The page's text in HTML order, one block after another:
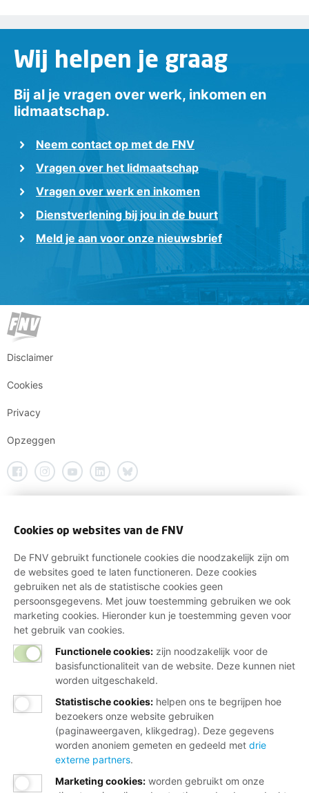
Wij helpen je graag
Bij al je vragen over werk, inkomen en
lidmaatschap.
Neem contact op met de FNV
Vragen over het lidmaatschap
Vragen over werk en inkomen
Dienstverlening bij jou in de buurt
Meld je aan voor onze nieuwsbrief
Disclaimer
Cookies
Privacy
Opzeggen
Cookies op websites van de FNV
De FNV gebruikt functionele cookies die noodzakelijk zijn om
de websites goed te laten functioneren. Deze cookies
gebruiken net als de statistische cookies geen
persoonsgegevens. Met jouw toestemming gebruiken we ook
marketing cookies. Hieronder kun je toestemming geven voor
het gebruik van cookies.
Functionele cookies: zijn noodzakelijk voor de
basisfunctionaliteit van de website. Deze kunnen niet
worden uitgeschakeld.
Statistische cookies: helpen ons te begrijpen hoe
bezoekers onze website gebruiken
(paginaweergaven, klikgedrag). Deze gegevens
worden anoniem gemeten en gedeeld met drie
externe partners.
Marketing cookies: worden gebruikt om onze